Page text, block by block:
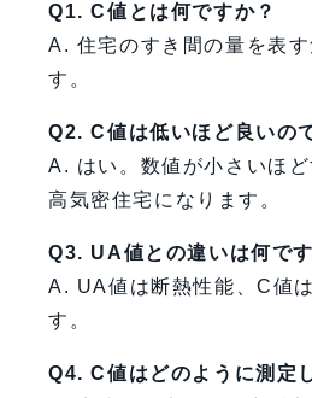
Q1. C値とは何ですか？
A. 住宅のすき間の量を表
す。
Q2. C値は低いほど良いの
A. はい。数値が小さいほど
高気密住宅になります。
Q3. UA値との違いは何で
A. UA値は断熱性能、C値
す。
Q4. C値はどのように測定